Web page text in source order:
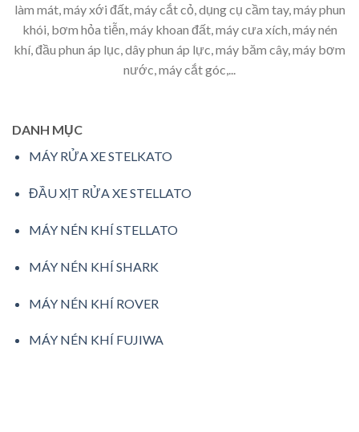
làm mát, máy xới đất, máy cắt cỏ, dụng cụ cầm tay, máy phun
khói, bơm hỏa tiễn, máy khoan đất, máy cưa xích, máy nén
khí, đầu phun áp lục, dây phun áp lực, máy băm cây, máy bơm
nước, máy cắt góc,...
DANH MỤC
MÁY RỬA XE STELKATO
ĐẦU XỊT RỬA XE STELLATO
MÁY NÉN KHÍ STELLATO
MÁY NÉN KHÍ SHARK
MÁY NÉN KHÍ ROVER
MÁY NÉN KHÍ FUJIWA